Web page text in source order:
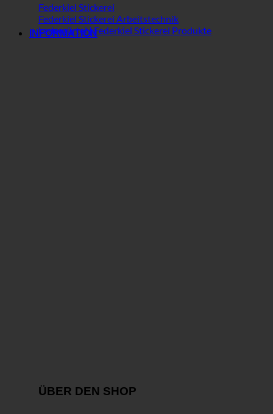
Federkiel Stickerei
Federkiel Stickerei Arbeitstechnik
Ledergürtel | Federkiel Stickerei Produkte
INFORMATION
ÜBER DEN SHOP